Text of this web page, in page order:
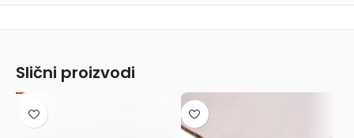
Slični proizvodi